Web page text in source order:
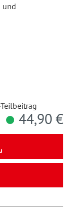
und
44,90 €